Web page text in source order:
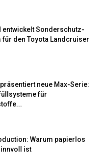
entwickelt Sonderschutz-
für den Toyota Landcruiser
präsentiert neue Max-Serie:
für
Warum papierlos
ist